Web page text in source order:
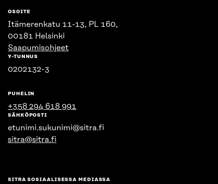
OSOITE
Itämerenkatu 11-13, PL 160,
00181 Helsinki
Saapumisohjeet
Y-TUNNUS
0202132-3
PUHELIN
+358 294 618 991
SÄHKÖPOSTI
etunimi.sukunimi@sitra.fi
sitra@sitra.fi
SITRA SOSIAALISESSA MEDIASSA